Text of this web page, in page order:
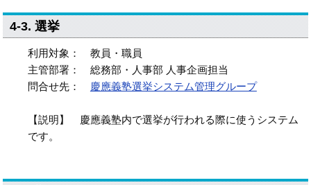
4-3. 選挙
利用対象： 教員・職員
主管部署： 総務部・人事部 人事企画担当
問合せ先：
慶應義塾選挙システム管理グループ
【説明】 慶應義塾内で選挙が行われる際に使うシステム
です。